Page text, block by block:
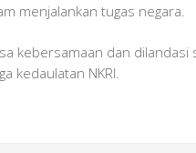
menjalankan tugas negara.
kebersamaan dan
kedaulatan NKRI.